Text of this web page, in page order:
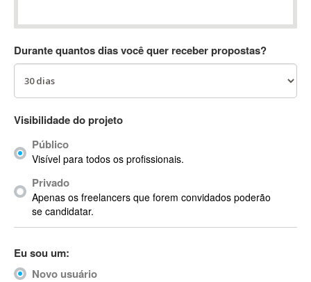
AC Drives
ACARS
AccountMate
Acrobat
Acrobat X
Acronis
ACT
ActionScript
ActionScript 3
Durante quantos dias você quer receber propostas?
Visibilidade do projeto
Público
Visível para todos os profissionais.
Privado
Apenas os freelancers que forem convidados poderão
se candidatar.
Eu sou um:
Novo usuário